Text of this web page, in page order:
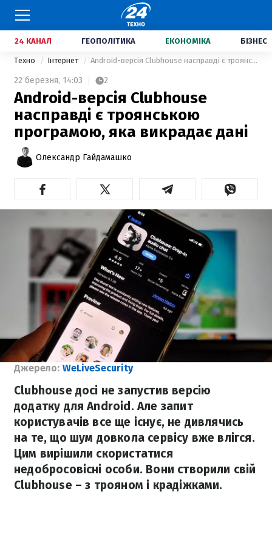
24 КАНАЛ ГЕОПОЛІТИКА ЕКОНОМІКА БІЗНЕС
Техно Інтернет Android-версія Clubhouse насправді є троянською програмою, яка викрадає дані
22 березня, 14:03 2
Android-версія Clubhouse
насправді є троянською
програмою, яка викрадає дані
Олександр Гайдамашко
Джерело: WeLiveSecurity
Clubhouse досі не запустив версію
додатку для Android. Але запит
користувачів все ще існує, не дивлячись
на те, що шум довкола сервісу вже влігся.
Цим вирішили скористатися
недобросовісні особи. Вони створили свій
Clubhouse – з трояном і крадіжками.